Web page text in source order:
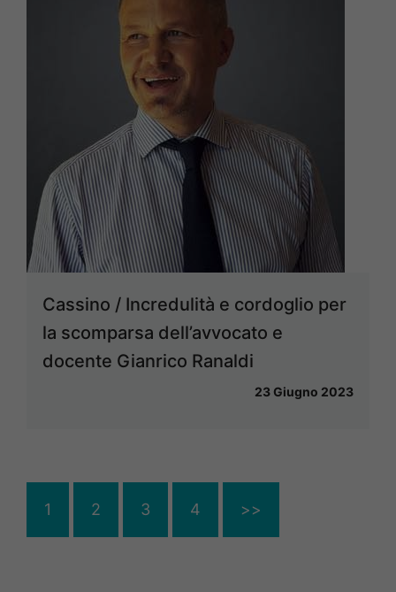
Cassino / Incredulità e cordoglio per
la scomparsa dell’avvocato e
docente Gianrico Ranaldi
23 Giugno 2023
1 2 3 4 >>